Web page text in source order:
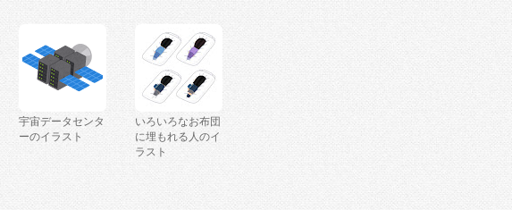
宇宙データセンタ
ーのイラスト
いろいろなお布団
に埋もれる人のイ
ラスト